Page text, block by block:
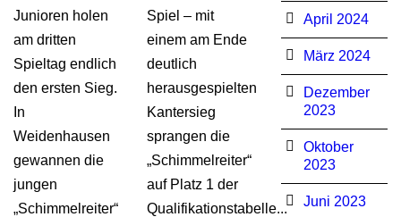
Junioren holen
am dritten
Spieltag endlich
den ersten Sieg.
In
Weidenhausen
gewannen die
jungen
„Schimmelreiter“
Spiel – mit
einem am Ende
deutlich
herausgespielten
Kantersieg
sprangen die
„Schimmelreiter“
auf Platz 1 der
Qualifikationstabelle...
April 2024
März 2024
Dezember
2023
Oktober
2023
Juni 2023